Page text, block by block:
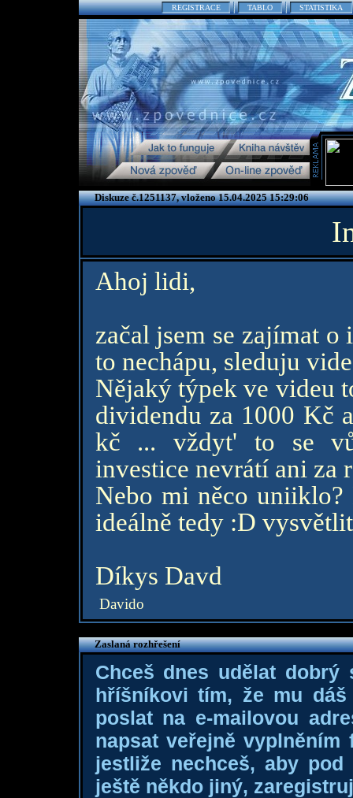
REGISTRACE TABLO STATISTIKA
Diskuze č.1251137, vloženo 15.04.2025 15:29:06
Ahoj lidi,
začal jsem se zajímat
to nechápu, sleduju
Nějaký týpek ve videu
dividendu za 1000 Kč
kč ... vždyt' to se
investice nevrátí ani za
Nebo mi něco
ideálně tedy :D
Díkys Davd
Davido
Zaslaná rozhřešení
Chceš dnes udělat dobrý
hříšníkovi tím, že mu
poslat na e-mailovou
napsat veřejně
jestliže nechceš, aby
ještě někdo jiný,